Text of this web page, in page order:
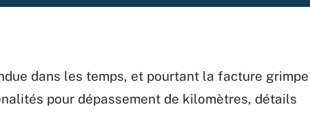
dans les temps, et pourtant la facture grimpe
pour dépassement de kilomètres, détails